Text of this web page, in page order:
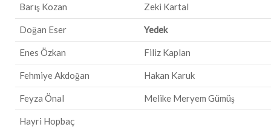
Barış Kozan Zeki Kartal
Doğan Eser Yedek
Enes Özkan Filiz Kaplan
Fehmiye Akdoğan Hakan Karuk
Feyza Önal Melike Meryem Gümüş
Hayri Hopbaç